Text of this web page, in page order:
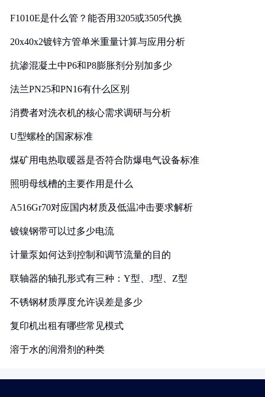
F1010E是什么管？能否用3205或3505代换
20x40x2镀锌方管单米重量计算与应用分析
抗渗混凝土中P6和P8膨胀剂分别加多少
法兰PN25和PN16有什么区别
消费者对洗衣机的核心需求调研与分析
U型螺栓的国家标准
煤矿用电热取暖器是否符合防爆电气设备标准
照明母线槽的主要作用是什么
A516Gr70对应国内材质及低温冲击要求解析
镀镍钢带可以过多少电流
计量泵如何达到控制和调节流量的目的
联轴器的轴孔形式有三种：Y型、J型、Z型
不锈钢材质厚度允许误差是多少
复印机出租有哪些常见模式
溶于水的润滑剂的种类